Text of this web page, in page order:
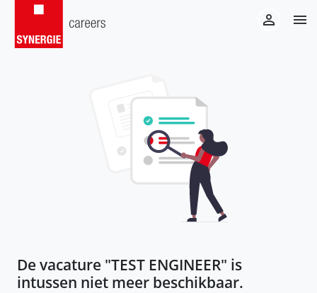
De vacature "TEST ENGINEER" is
intussen niet meer beschikbaar.